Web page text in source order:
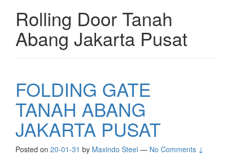
Rolling Door Tanah
Abang Jakarta Pusat
FOLDING GATE
TANAH ABANG
JAKARTA PUSAT
Posted on 20-01-31 by Maxindo Steel — No Comments ↓